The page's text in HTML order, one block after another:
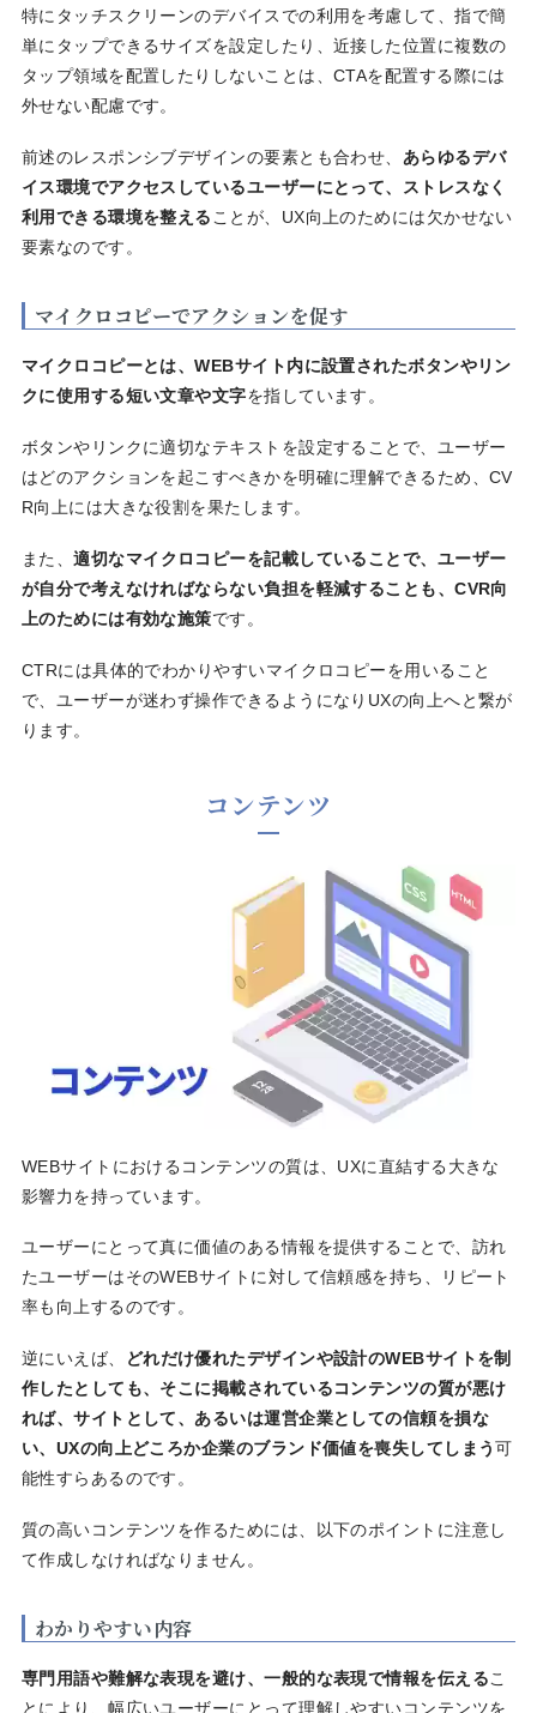
特にタッチスクリーンのデバイスでの利用を考慮して、指で簡
単にタップできるサイズを設定したり、近接した位置に複数の
タップ領域を配置したりしないことは、CTAを配置する際には
外せない配慮です。
前述のレスポンシブデザインの要素とも合わせ、 あらゆるデバ
イス環境でアクセスしているユーザーにとって、ストレスなく
利用できる環境を整える ことが、UX向上のためには欠かせない
要素なのです。
マイクロコピーでアクションを促す
マイクロコピーとは、WEBサイト内に設置されたボタンやリン
クに使用する短い文章や文字を指しています。
ボタンやリンクに適切なテキストを設定することで、ユーザー
はどのアクションを起こすべきかを明確に理解できるため、CV
R向上には大きな役割を果たします。
また、適切なマイクロコピーを記載していることで、ユーザー
が自分で考えなければならない負担を軽減することも、CVR向
上のためには有効な施策です。
CTRには具体的でわかりやすいマイクロコピーを用いること
で、ユーザーが迷わず操作できるようになりUXの向上へと繋が
ります。
コンテンツ
WEBサイトにおけるコンテンツの質は、UXに直結する大きな
影響力を持っています。
ユーザーにとって真に価値のある情報を提供することで、訪れ
たユーザーはそのWEBサイトに対して信頼感を持ち、リピート
率も向上するのです。
逆にいえば、
どれだけ優れたデザインや設計のWEBサイトを制
作したとしても、そこに掲載されているコンテンツの質が悪け
れば、サイトとして、あるいは運営企業としての信頼を損な
い、UXの向上どころか企業のブランド価値を喪失してしまう可
能性すらあるのです。
質の高いコンテンツを作るためには、以下のポイントに注意し
て作成しなければなりません。
わかりやすい内容
専門用語や難解な表現を避け、一般的な表現で情報を伝えるこ
とにより、幅広いユーザーにとって理解しやすいコンテンツを